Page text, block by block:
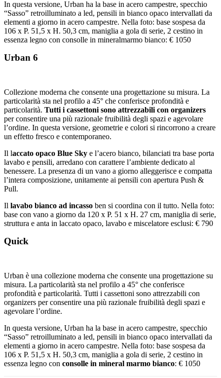
In questa versione, Urban ha la base in acero campestre, specchio
“Sasso” retroilluminato a led, pensili in bianco opaco intervallati da
elementi a giorno in acero campestre. Nella foto: base sospesa da
106 x P. 51,5 x H. 50,3 cm, maniglia a gola di serie, 2 cestino in
essenza legno con consolle in mineralmarmo bianco: € 1050
Urban 6
Collezione moderna che consente una progettazione su misura. La
particolarità sta nel profilo a 45° che conferisce profondità e
particolarità. Tutti i cassettoni sono attrezzabili con organizers
per consentire una più razionale fruibilità degli spazi e agevolare
l’ordine. In questa versione, geometrie e colori si rincorrono a creare
un effetto fresco e contemporaneo.
Il laccato opaco Blue Sky e l’acero bianco, bilanciati tra base porta
lavabo e pensili, arredano con carattere l’ambiente dedicato al
benessere. La presenza di un vano a giorno alleggerisce e compatta
l’intera composizione, unitamente ai pensili con apertura Push &
Pull.
Il lavabo bianco ad incasso ben si coordina con il tutto. Nella foto:
base con vano a giorno da 120 x P. 51 x H. 27 cm, maniglia di serie,
struttura e anta in laccato opaco, lavabo e miscelatore esclusi: € 790
Quick
Urban è una collezione moderna che consente una progettazione su
misura. La particolarità sta nel profilo a 45° che conferisce
profondità e particolarità. Tutti i cassettoni sono attrezzabili con
organizers per consentire una più razionale fruibilità degli spazi e
agevolare l’ordine.
In questa versione, Urban ha la base in acero campestre, specchio
“Sasso” retroilluminato a led, pensili in bianco opaco intervallati da
elementi a giorno in acero campestre. Nella foto: base sospesa da
106 x P. 51,5 x H. 50,3 cm, maniglia a gola di serie, 2 cestino in
essenza legno con consolle in mineral marmo bianco: € 1050